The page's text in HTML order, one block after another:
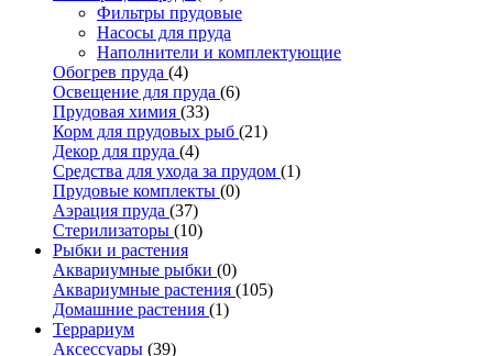
Фильтры прудовые
Насосы для пруда
Наполнители и комплектующие
Обогрев пруда (4)
Освещение для пруда (6)
Прудовая химия (33)
Корм для прудовых рыб (21)
Декор для пруда (4)
Средства для ухода за прудом (1)
Прудовые комплекты (0)
Аэрация пруда (37)
Стерилизаторы (10)
Рыбки и растения
Аквариумные рыбки (0)
Аквариумные растения (105)
Домашние растения (1)
Террариум
Аксессуары (39)